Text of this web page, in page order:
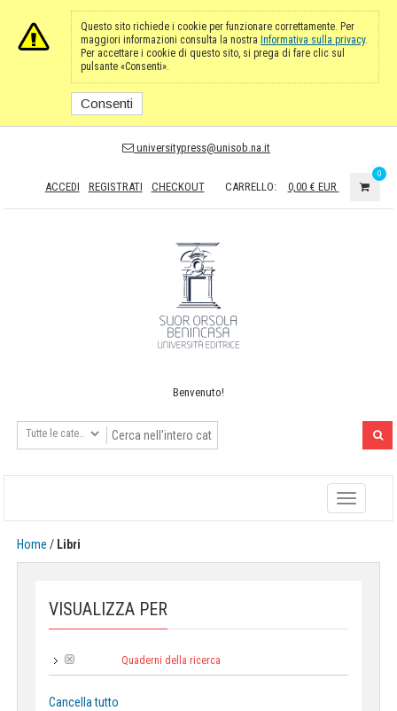
Questo sito richiede i cookie per funzionare correttamente. Per
maggiori informazioni consulta la nostra Informativa sulla privacy.
Per accettare i cookie di questo sito, si prega di fare clic sul
pulsante «Consenti».
Consenti
universitypress@unisob.na.it
ACCEDI REGISTRATI CHECKOUT CARRELLO: 0,00 € EUR
0
Benvenuto!
Toggle
navigation
Home / Libri
VISUALIZZA PER
Quaderni della ricerca
Cancella tutto